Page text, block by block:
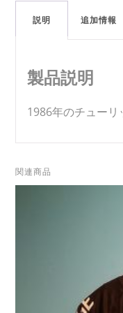
説明 追加情報
製品説明
1986年のチューリ
関連商品